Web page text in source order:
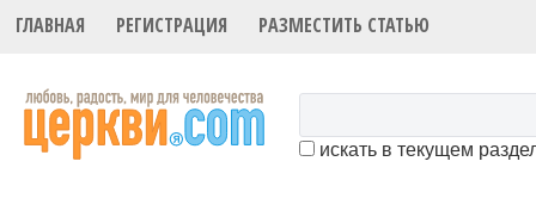
ГЛАВНАЯ РЕГИСТРАЦИЯ РАЗМЕСТИТЬ СТАТЬЮ
искать в текущем